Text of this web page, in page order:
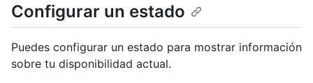
Configurar un estado
Puedes configurar un estado para mostrar información
sobre tu disponibilidad actual.